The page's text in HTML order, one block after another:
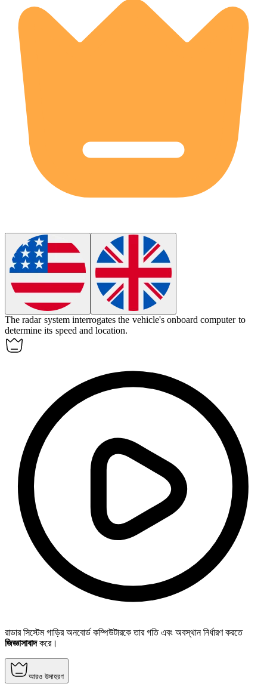
The radar system interrogates the vehicle's onboard computer to
determine its speed and location.
রাডার সিস্টেম গাড়ির অনবোর্ড কম্পিউটারকে তার গতি এবং অবস্থান নির্ধারণ করতে
জিজ্ঞাসাবাদকরে।
আরও উদাহরণ